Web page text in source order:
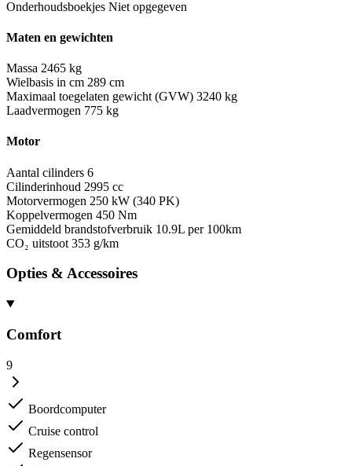
Onderhoudsboekjes Niet opgegeven
Maten en gewichten
Massa 2465 kg
Wielbasis in cm 289 cm
Maximaal toegelaten gewicht (GVW) 3240 kg
Laadvermogen 775 kg
Motor
Aantal cilinders 6
Cilinderinhoud 2995 cc
Motorvermogen 250 kW (340 PK)
Koppelvermogen 450 Nm
Gemiddeld brandstofverbruik 10.9L per 100km
CO₂ uitstoot 353 g/km
Opties & Accessoires
Comfort
9
Boordcomputer
Cruise control
Regensensor